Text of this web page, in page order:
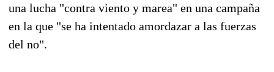
una lucha "contra viento y marea" en una campaña
en la que "se ha intentado amordazar a las fuerzas
del no".